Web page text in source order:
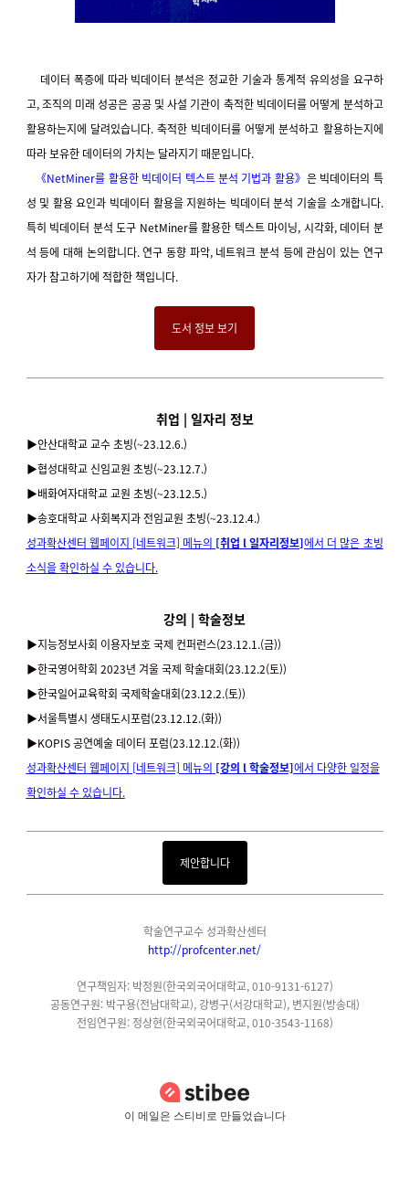
데이터 폭증에 따라 빅데이터 분석은 정교한 기술과 통계적 유의성을 요구하
고, 조직의 미래 성공은 공공 및 사설 기관이 축적한 빅데이터를 어떻게 분석하고
활용하는지에 달려있습니다. 축적한 빅데이터를 어떻게 분석하고 활용하는지에
따라 보유한 데이터의 가치는 달라지기 때문입니다.
《NetMiner를 활용한 빅데이터 텍스트 분석 기법과 활용》 은 빅데이터의 특
성 및 활용 요인과 빅데이터 활용을 지원하는 빅데이터 분석 기술을 소개합니다.
특히 빅데이터 분석 도구 NetMiner를 활용한 텍스트 마이닝, 시각화, 데이터 분
석 등에 대해 논의합니다.연구 동향 파악, 네트워크 분석 등에 관심이 있는 연구
자가 참고하기에 적합한 책입니다.
도서 정보 보기
취업 | 일자리 정보
▶️안산대학교 교수 초빙(~23.12.6.)
▶️협성대학교 신임교원 초빙(~23.12.7.)
▶️배화여자대학교 교원 초빙(~23.12.5.)
▶️송호대학교 사회복지과 전임교원 초빙(~23.12.4.)
성과확산센터 웹페이지 [네트워크] 메뉴의 [취업 l 일자리정보]에서 더 많은 초빙
소식을 확인하실 수 있습니다.
강의 | 학술정보
▶️지능정보사회 이용자보호 국제 컨퍼런스(23.12.1.(금))
▶️한국영어학회 2023년 겨울 국제 학술대회(23.12.2(토))
▶️한국일어교육학회 국제학술대회(23.12.2.(토))
▶️서울특별시 생태도시포럼(23.12.12.(화))
▶️KOPIS 공연예술 데이터 포럼(23.12.12.(화))
성과확산센터 웹페이지 [네트워크] 메뉴의 [강의 l 학술정보]에서 다양한 일정을
확인하실 수 있습니다.
제안합니다
학술연구교수 성과확산센터
http://profcenter.net/
연구책임자: 박정원(한국외국어대학교, 010-9131-6127)
공동연구원: 박구용(전남대학교), 강병구(서강대학교), 변지원(방송대)
전임연구원: 정상현(한국외국어대학교, 010-3543-1168)
이 메일은 스티비로 만들었습니다